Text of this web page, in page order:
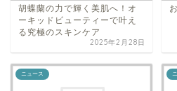
胡蝶蘭の力で輝く美肌へ！オ
ーキッドビューティーで叶え
る究極のスキンケア
2025年2月28日
ニュース